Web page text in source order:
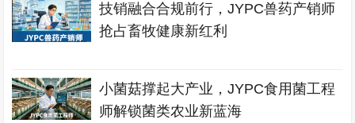
技销融合合规前行，JYPC兽药产销师
抢占畜牧健康新红利
小菌菇撑起大产业，JYPC食用菌工程
师解锁菌类农业新蓝海